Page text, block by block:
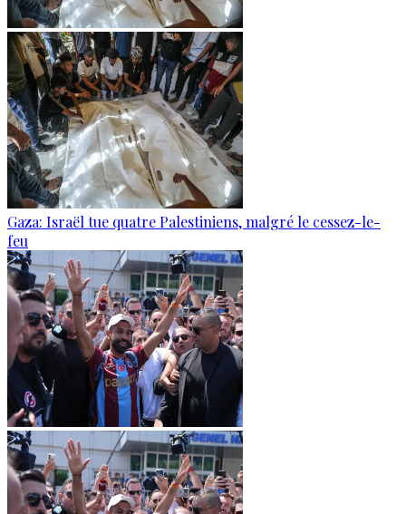
Gaza: Israël tue quatre Palestiniens, malgré le cessez-le-
feu